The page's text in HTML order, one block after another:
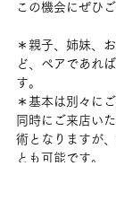
この機会にぜひ
＊親子、姉妹、
ど、ペアであれ
す。
＊基本は別々に
同時にご来店い
術となりますが
とも可能です。